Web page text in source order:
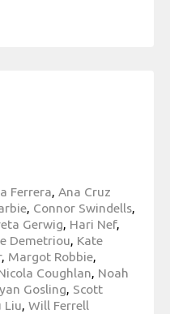
Ferrera, Ana Cruz
, Connor Swindells,
Gerwig, Hari Nef,
Demetriou, Kate
, Margot Robbie,
Coughlan, Noah
Gosling, Scott
Liu, Will Ferrell